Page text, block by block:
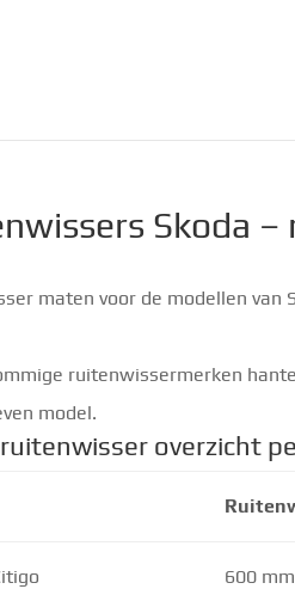
Skoda –
maten voor de modellen van
ruitenwissermerken
model.
overzicht
600